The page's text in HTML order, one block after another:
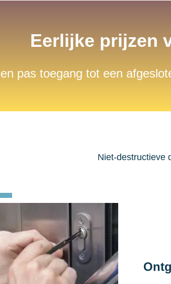
Eerlijke prijzen
pas toegang tot een
Niet-destructieve